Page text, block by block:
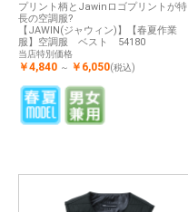
プリント柄とJawinロゴプリントが特
長の空調服?
【JAWIN(ジャウィン)】【春夏作業
服】空調服 ベスト 54180
当店特別価格
￥4,840 ～ ￥6,050(税込)